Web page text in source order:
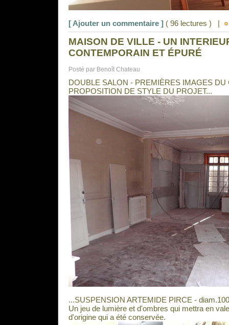
[ Ajouter un commentaire ]( 96 lectures ) |
MAISON DE VILLE - UN
CONTEMPORAIN ET ÉPURÉ
Posté par Benoît Chateau
DOUBLE SALON - PREMIÈRES IMAGES DU
PROPOSITION DE STYLE DU PROJET...
...SUSPENSION ARTEMIDE PIRCE -
Un jeu de lumière et d'ombres qui mettra en
d'origine qui a été conservée.